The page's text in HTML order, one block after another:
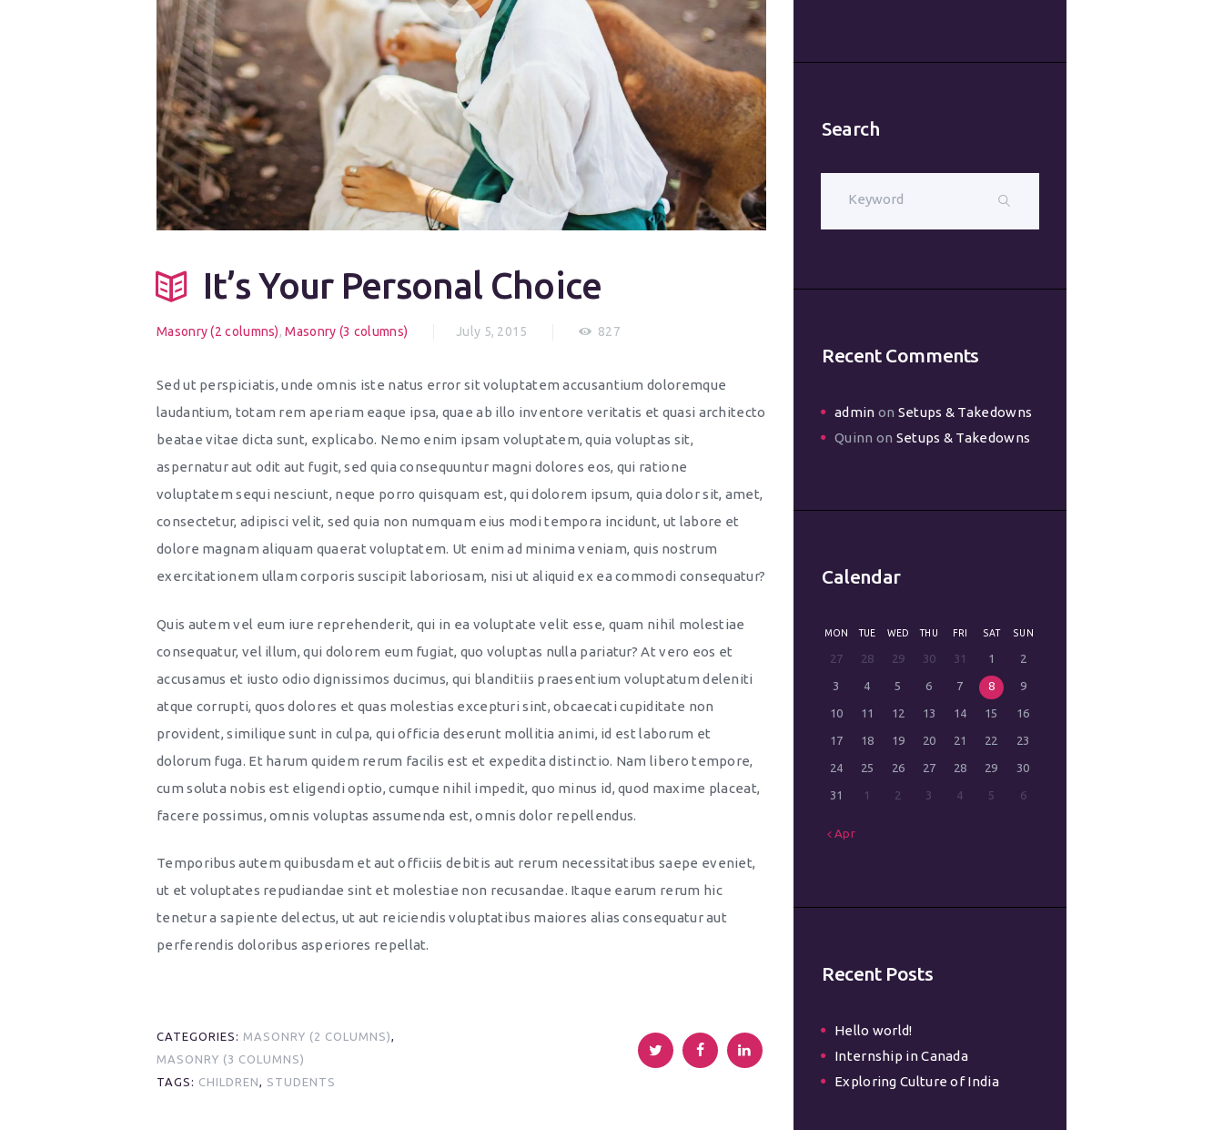
It’s Your Personal Choice
Masonry (2 columns),Masonry (3 columns) July 5, 2015 827
Sed ut perspiciatis, unde omnis iste natus error sit voluptatem accusantium doloremque
laudantium, totam rem aperiam eaque ipsa, quae ab illo inventore veritatis et quasi architecto
beatae vitae dicta sunt, explicabo. Nemo enim ipsam voluptatem, quia voluptas sit,
aspernatur aut odit aut fugit, sed quia consequuntur magni dolores eos, qui ratione
voluptatem sequi nesciunt, neque porro quisquam est, qui dolorem ipsum, quia dolor sit, amet,
consectetur, adipisci velit, sed quia non numquam eius modi tempora incidunt, ut labore et
dolore magnam aliquam quaerat voluptatem. Ut enim ad minima veniam, quis nostrum
exercitationem ullam corporis suscipit laboriosam, nisi ut aliquid ex ea commodi consequatur?
Quis autem vel eum iure reprehenderit, qui in ea voluptate velit esse, quam nihil molestiae
consequatur, vel illum, qui dolorem eum fugiat, quo voluptas nulla pariatur? At vero eos et
accusamus et iusto odio dignissimos ducimus, qui blanditiis praesentium voluptatum deleniti
atque corrupti, quos dolores et quas molestias excepturi sint, obcaecati cupiditate non
provident, similique sunt in culpa, qui officia deserunt mollitia animi, id est laborum et
dolorum fuga. Et harum quidem rerum facilis est et expedita distinctio. Nam libero tempore,
cum soluta nobis est eligendi optio, cumque nihil impedit, quo minus id, quod maxime placeat,
facere possimus, omnis voluptas assumenda est, omnis dolor repellendus.
Temporibus autem quibusdam et aut officiis debitis aut rerum necessitatibus saepe eveniet,
ut et voluptates repudiandae sint et molestiae non recusandae. Itaque earum rerum hic
tenetur a sapiente delectus, ut aut reiciendis voluptatibus maiores alias consequatur aut
perferendis doloribus asperiores repellat.
CATEGORIES: MASONRY (2 COLUMNS)
MASONRY (3 COLUMNS)
TAGS: CHILDREN STUDENTS
Search
Recent Comments
admin on Setups & Takedowns
Quinn on Setups & Takedowns
Calendar
MON TUE WED THU FRI SAT SUN
27 28 29 30 31 1 2
3 4 5 6 7 8 9
10 11 12 13 14 15 16
17 18 19 20 21 22 23
24 25 26 27 28 29 30
31 1 2 3 4 5 6
Apr
Recent Posts
Hello world!
Internship in Canada
Exploring Culture of India